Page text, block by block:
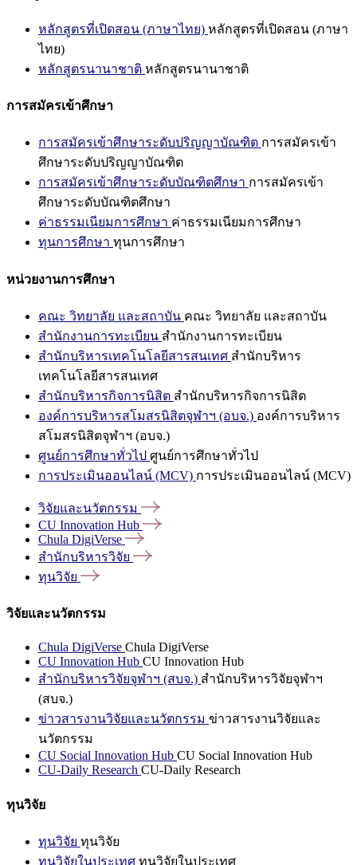
หลักสูตรที่เปิดสอน (ภาษาไทย) หลักสูตรที่เปิดสอน (ภาษา
ไทย)
หลักสูตรนานาชาติ หลักสูตรนานาชาติ
การสมัครเข้าศึกษา
การสมัครเข้าศึกษาระดับปริญญาบัณฑิต การสมัครเข้า
ศึกษาระดับปริญญาบัณฑิต
การสมัครเข้าศึกษาระดับบัณฑิตศึกษา การสมัครเข้า
ศึกษาระดับบัณฑิตศึกษา
ค่าธรรมเนียมการศึกษา ค่าธรรมเนียมการศึกษา
ทุนการศึกษา ทุนการศึกษา
หน่วยงานการศึกษา
คณะ วิทยาลัย และสถาบัน คณะ วิทยาลัย และสถาบัน
สำนักงานการทะเบียน สำนักงานการทะเบียน
สำนักบริหารเทคโนโลยีสารสนเทศ สำนักบริหาร
เทคโนโลยีสารสนเทศ
สำนักบริหารกิจการนิสิต สำนักบริหารกิจการนิสิต
องค์การบริหารสโมสรนิสิตจุฬาฯ (อบจ.) องค์การบริหาร
สโมสรนิสิตจุฬาฯ (อบจ.)
ศูนย์การศึกษาทั่วไป ศูนย์การศึกษาทั่วไป
การประเมินออนไลน์ (MCV) การประเมินออนไลน์ (MCV)
วิจัยและนวัตกรรม
CU Innovation Hub
Chula DigiVerse
สำนักบริหารวิจัย
ทุนวิจัย
วิจัยและนวัตกรรม
Chula DigiVerse Chula DigiVerse
CU Innovation Hub CU Innovation Hub
สำนักบริหารวิจัยจุฬาฯ (สบจ.) สำนักบริหารวิจัยจุฬาฯ
(สบจ.)
ข่าวสารงานวิจัยและนวัตกรรม ข่าวสารงานวิจัยและ
นวัตกรรม
CU Social Innovation Hub CU Social Innovation Hub
CU-Daily Research CU-Daily Research
ทุนวิจัย
ทุนวิจัย ทุนวิจัย
ทุนวิจัยในประเทศ ทุนวิจัยในประเทศ